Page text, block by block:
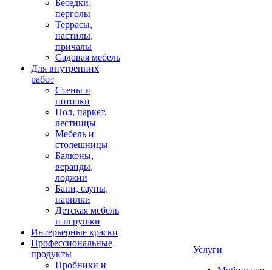
Беседки,
перголы
Террасы,
настилы,
причалы
Садовая мебель
Для внутренних
работ
Стены и
потолки
Пол, паркет,
лестницы
Мебель и
столешницы
Балконы,
веранды,
лоджии
Бани, сауны,
парилки
Детская мебель
и игрушки
Интерьерные краски
Профессиональные
продукты
Пробники и
Услуги